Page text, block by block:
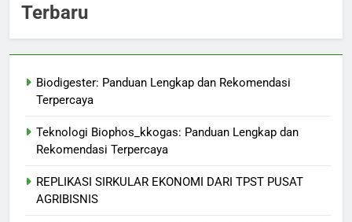
Terbaru
Biodigester: Panduan Lengkap dan Rekomendasi
Terpercaya
Teknologi Biophos_kkogas: Panduan Lengkap dan
Rekomendasi Terpercaya
REPLIKASI SIRKULAR EKONOMI DARI TPST PUSAT
AGRIBISNIS